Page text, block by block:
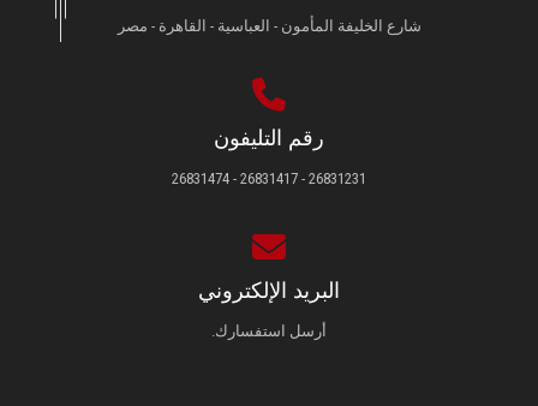
شارع الخليفة المأمون - العباسية - القاهرة - مصر
رقم التليفون
26831231 - 26831417 - 26831474
البريد الإلكتروني
أرسل استفسارك.